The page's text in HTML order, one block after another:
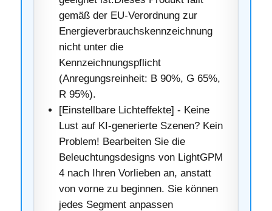
gemäß der EU-Verordnung zur
Energieverbrauchskennzeichnung
nicht unter die
Kennzeichnungspflicht
(Anregungsreinheit: B 90%, G 65%,
R 95%).
[Einstellbare Lichteffekte] - Keine
Lust auf KI-generierte Szenen? Kein
Problem! Bearbeiten Sie die
Beleuchtungsdesigns von LightGPM
4 nach Ihren Vorlieben an, anstatt
von vorne zu beginnen. Sie können
jedes Segment anpassen